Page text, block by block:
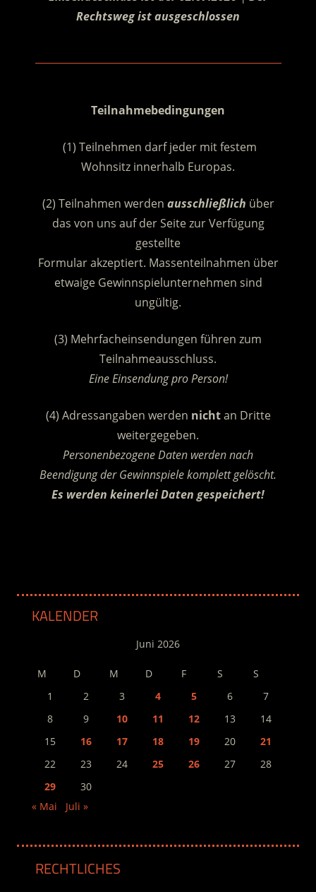
Rechtsweg ist ausgeschlossen
Teilnahmebedingungen
(1) Teilnehmen darf jeder mit festem
Wohnsitz innerhalb Europas.
(2) Teilnahmen werden ausschließlich über
das von uns auf der Seite zur Verfügung
gestellte
Formular akzeptiert. Massenteilnahmen über
etwaige Gewinnspielunternehmen sind
ungültig.
(3) Mehrfacheinsendungen führen zum
Teilnahmeausschluss.
Eine Einsendung pro Person!
(4) Adressangaben werden nichtan Dritte
weitergegeben.
Personenbezogene Daten werden nach
Beendigung der Gewinnspiele komplett gelöscht.
Es werden keinerlei Daten gespeichert!
KALENDER
Juni 2026
M D M D F S
S
1
2 3 4 5 6
7
8
9 10 11 12 13
14
15
16 17 18 19 20
21
22
23 24 25 26 27
28
29
30
« Mai
Juli »
RECHTLICHES